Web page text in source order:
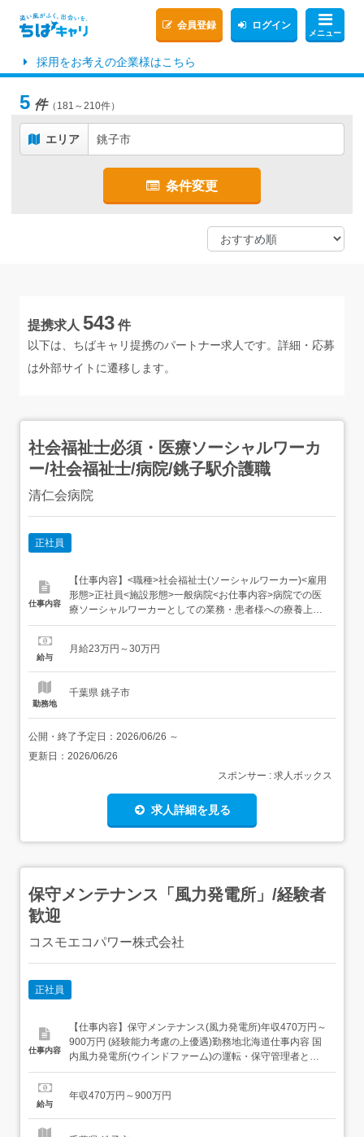
メニュー
会員登録 ログイン
採用をお考えの企業様はこちら
5 件（181～210件）
エリア 銚子市
条件変更
提携求人 543 件
以下は、ちばキャリ提携のパートナー求人です。詳細・応募
は外部サイトに遷移します。
社会福祉士必須・医療ソーシャルワーカ
ー/社会福祉士/病院/銚子駅介護職
清仁会病院
正社員
仕事内容
【仕事内容】<職種>社会福祉士(ソーシャルワーカー)<雇用
形態>正社員<施設形態>一般病院<お仕事内容>病院での医
療ソーシャルワーカーとしての業務・患者様への療養上の
相談支援業務・急性期・回復期リハビリテーション病棟で
ービス/施設形態>病院 茨城県神栖市の清仁会病院で社会福
給与
月給23万円～30万円
勤務地
千葉県 銚子市
公開・終了予定日： 2026/06/26 ～
更新日： 2026/06/26
スポンサー : 求人ボックス
求人詳細を見る
保守メンテナンス「風力発電所」/経験者
歓迎
コスモエコパワー株式会社
正社員
仕事内容
【仕事内容】保守メンテナンス(風力発電所)年収470万円～
900万円 (経験能力考慮の上優遇)勤務地北海道仕事内容 国
内風力発電所(ウインドファーム)の運転・保守管理者とし
て業務に携わっていただきます。本社にて研修を行ってい
については本社HPをご確認ください。参考URL: <具体的
給与
年収470万円～900万円